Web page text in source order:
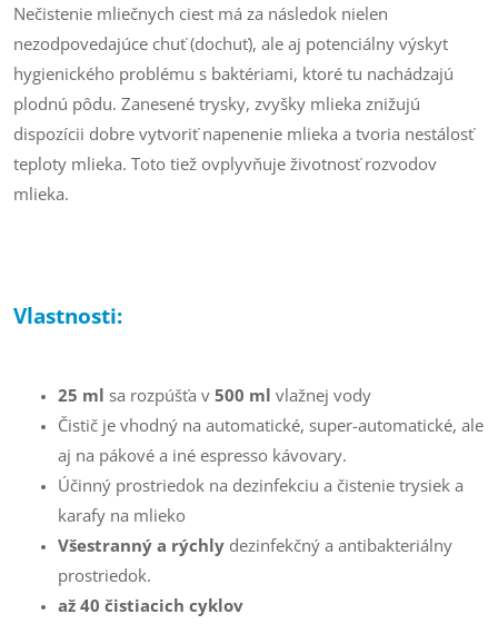
Nečistenie mliečnych ciest má za následok nielen
nezodpovedajúce chuť (dochuť), ale aj potenciálny výskyt
hygienického problému s baktériami, ktoré tu nachádzajú
plodnú pôdu. Zanesené trysky, zvyšky mlieka znižujú
dispozícii dobre vytvoriť napenenie mlieka a tvoria nestálosť
teploty mlieka. Toto tiež ovplyvňuje životnosť rozvodov
mlieka.
Vlastnosti:
25 ml sa rozpúšťa v 500 ml vlažnej vody
Čistič je vhodný na automatické, super-automatické, ale
aj na pákové a iné espresso kávovary.
Účinný prostriedok na dezinfekciu a čistenie trysiek a
karafy na mlieko
Všestranný a rýchly dezinfekčný a antibakteriálny
prostriedok.
až 40 čistiacich cyklov